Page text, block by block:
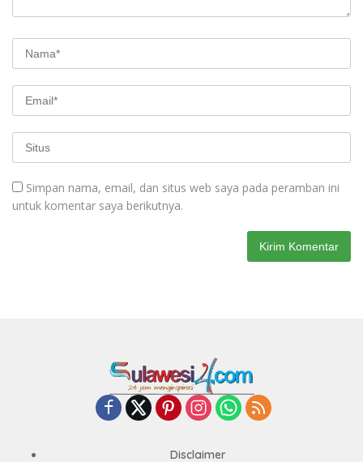
Simpan nama, email, dan situs web saya pada peramban ini
untuk komentar saya berikutnya.
Disclaimer